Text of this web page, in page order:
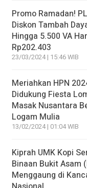
Promo Ramadan!
Diskon Tambah
Hingga 5.500 VA
Rp202.403
23/03/2024 | 15:46 WIB
Meriahkan HPN
Didukung Fiesta
Masak Nusantara
Logam Mulia
13/02/2024 | 01:04 WIB
Kiprah UMK Kopi
Binaan Bukit Asam
Menggaung di